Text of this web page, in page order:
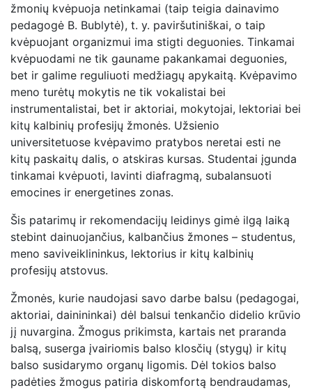
žmonių kvėpuoja netinkamai (taip teigia dainavimo
pedagogė B. Bublytė), t. y. paviršutiniškai, o taip
kvėpuojant organizmui ima stigti deguonies. Tinkamai
kvėpuodami ne tik gauname pakankamai deguonies,
bet ir galime reguliuoti medžiagų apykaitą. Kvėpavimo
meno turėtų mokytis ne tik vokalistai bei
instrumentalistai, bet ir aktoriai, mokytojai, lektoriai bei
kitų kalbinių profesijų žmonės. Užsienio
universitetuose kvėpavimo pratybos neretai esti ne
kitų paskaitų dalis, o atskiras kursas. Studentai įgunda
tinkamai kvėpuoti, lavinti diafragmą, subalansuoti
emocines ir energetines zonas.
Šis patarimų ir rekomendacijų leidinys gimė ilgą laiką
stebint dainuojančius, kalbančius žmones – studentus,
meno saviveiklininkus, lektorius ir kitų kalbinių
profesijų atstovus.
Žmonės, kurie naudojasi savo darbe balsu (pedagogai,
aktoriai, dainininkai) dėl balsui tenkančio didelio krūvio
jį nuvargina. Žmogus prikimsta, kartais net praranda
balsą, suserga įvairiomis balso klosčių (stygų) ir kitų
balso susidarymo organų ligomis. Dėl tokios balso
padėties žmogus patiria diskomfortą bendraudamas,